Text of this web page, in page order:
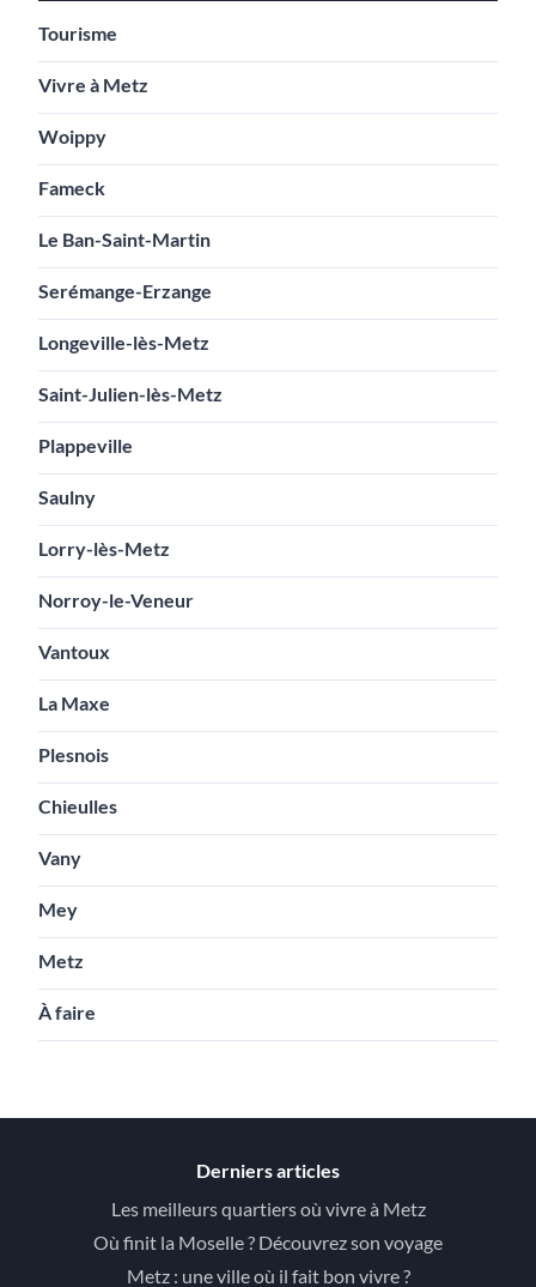
Tourisme
Vivre à Metz
Woippy
Fameck
Le Ban-Saint-Martin
Serémange-Erzange
Longeville-lès-Metz
Saint-Julien-lès-Metz
Plappeville
Saulny
Lorry-lès-Metz
Norroy-le-Veneur
Vantoux
La Maxe
Plesnois
Chieulles
Vany
Mey
Metz
À faire
Derniers articles
Les meilleurs quartiers où vivre à Metz
Où finit la Moselle ? Découvrez son voyage
Metz : une ville où il fait bon vivre ?